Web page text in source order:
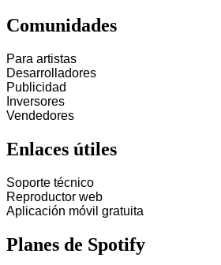
Comunidades
Para artistas
Desarrolladores
Publicidad
Inversores
Vendedores
Enlaces útiles
Soporte técnico
Reproductor web
Aplicación móvil gratuita
Planes de Spotify